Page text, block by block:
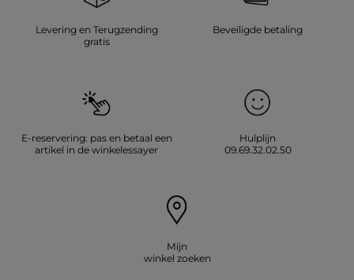
Levering en Terugzending
gratis
Beveiligde betaling
E-reservering: pas en betaal een
artikel in de winkelessayer
Hulplijn
09.69.32.02.50
Mijn
winkel zoeken